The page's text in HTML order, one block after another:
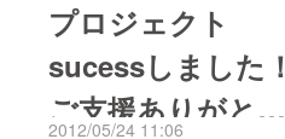
プロジェクト
sucessしました！
ご支援ありがとう
2012/05/24 11:06